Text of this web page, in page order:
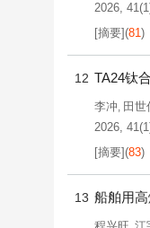
2026,
[摘要](81)
12 TA24钛
李冲, 田世
2026,
[摘要](83)
13 船舶用